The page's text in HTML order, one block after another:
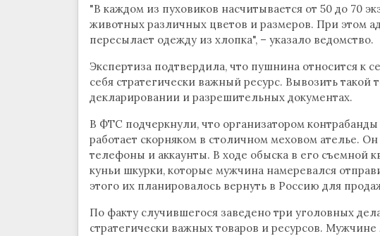
"В каждом из пуховиков насчитывается от 50 до 70
животных различных цветов и размеров. При этом
пересылает одежду из хлопка", – указало ведомство.
Экспертиза подтвердила, что пушнина относится к
себя стратегически важный ресурс. Вывозить
декларировании и разрешительных документах.
В ФТС подчеркнули, что организатором
работает скорняком в столичном меховом ателье.
телефоны и аккаунты. В ходе обыска в его съемной
куньи шкурки, которые мужчина намеревался
этого их планировалось вернуть в Россию для
По факту случившегося заведено три уголовных
стратегически важных товаров и ресурсов.